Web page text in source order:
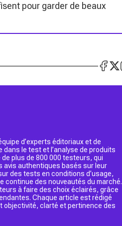
pour garder de beaux
d’experts éditoriaux et de
le test et l’analyse de produits
plus de 800 000 testeurs, qui
authentiques basés sur leur
des tests en conditions d’usage,
continue des nouveautés du marché.
à faire des choix éclairés, grâce
Chaque article est rédigé
objectivité, clarté et pertinence des